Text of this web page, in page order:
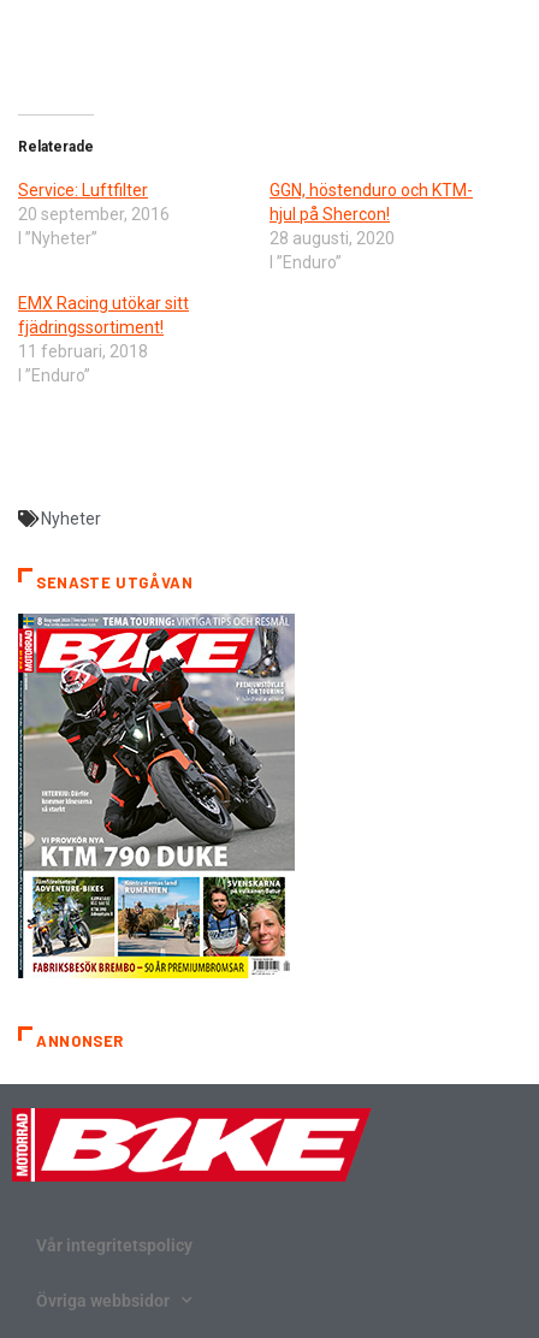
Relaterade
Service: Luftfilter
20 september, 2016
I ”Nyheter”
GGN, höstenduro och KTM-
hjul på Shercon!
28 augusti, 2020
I ”Enduro”
EMX Racing utökar sitt
fjädringssortiment!
11 februari, 2018
I ”Enduro”
Nyheter
SENASTE UTGÅVAN
ANNONSER
Vår integritetspolicy
Övriga webbsidor